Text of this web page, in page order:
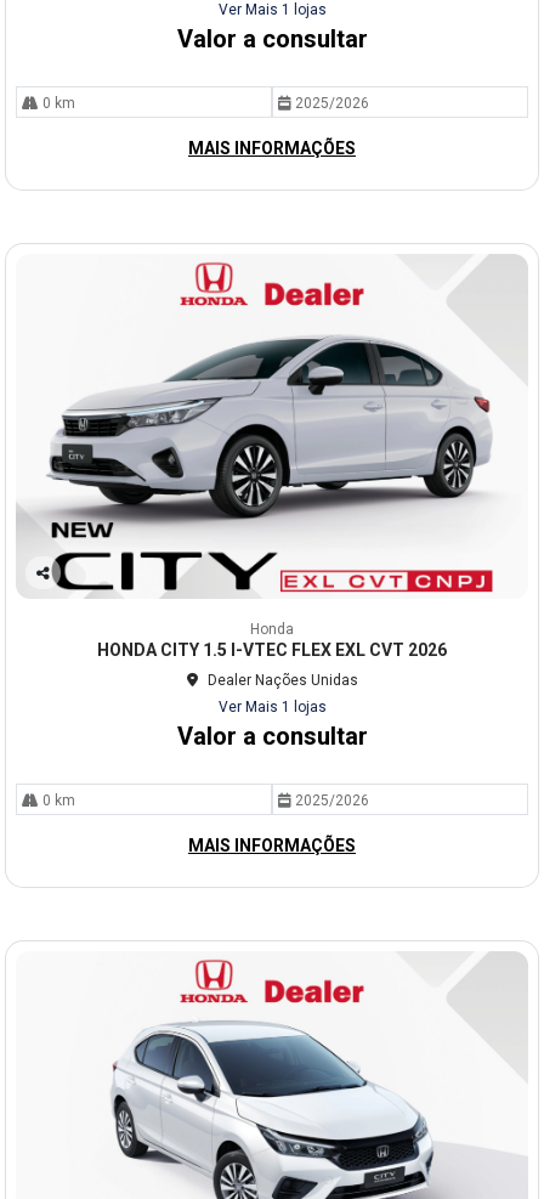
Ver Mais 1 lojas
Valor a consultar
0 km 2025/2026
MAIS INFORMAÇÕES
Co
Honda
HONDA CITY 1.5 I-VTEC FLEX EXL CVT 2026
Dealer Nações Unidas
Ver Mais 1 lojas
Valor a consultar
0 km 2025/2026
MAIS INFORMAÇÕES